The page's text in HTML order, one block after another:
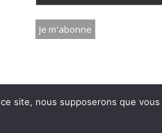
site, nous supposerons que